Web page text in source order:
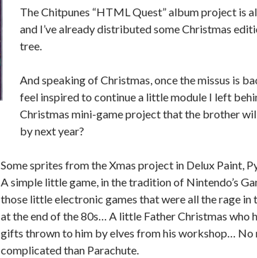
The Chitpunes “HTML Quest” album project is
and I’ve already distributed some Christmas
tree.
And speaking of Christmas, once the missus is
feel inspired to continue a little module I left
Christmas mini-game project that the brother
by next year?
Some sprites from the Xmas project in Delux Paint,
A simple little game, in the tradition of Nintendo’s
those little electronic games that were all the rage in
at the end of the 80s… A little Father Christmas who
gifts thrown to him by elves from his workshop… No
complicated than Parachute.